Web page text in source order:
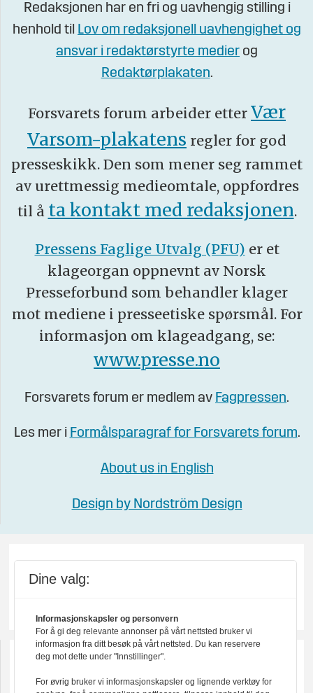
Redaksjonen har en fri og uavhengig stilling i
henhold til Lov om redaksjonell uavhengighet og
ansvar i redaktørstyrte medier og
Redaktørplakaten.
Forsvarets forum arbeider etter Vær
Varsom-plakatens regler for god
presseskikk. Den som mener seg rammet
av urettmessig medieomtale, oppfordres
til å ta kontakt med redaksjonen.
Pressens Faglige Utvalg (PFU) er et
klageorgan oppnevnt av Norsk
Presseforbund som behandler klager
mot mediene i presseetiske spørsmål. For
informasjon om klageadgang, se:
www.presse.no
Forsvarets forum er medlem av Fagpressen.
Les mer i Formålsparagraf for Forsvarets forum.
About us in English
Design by Nordström Design
Dine valg:
Informasjonskapsler og personvern
For å gi deg relevante annonser på vårt nettsted bruker vi
informasjon fra ditt besøk på vårt nettsted. Du kan reservere
deg mot dette under "Innstillinger".
For øvrig bruker vi informasjonskapsler og lignende verktøy for